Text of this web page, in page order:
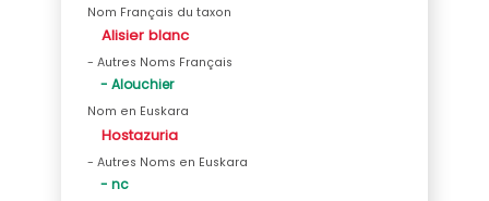
Nom Français du taxon
Alisier blanc
- Autres Noms Français
- Alouchier
Nom en Euskara
Hostazuria
- Autres Noms en Euskara
- nc